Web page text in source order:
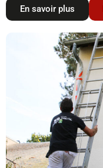
En savoir plus